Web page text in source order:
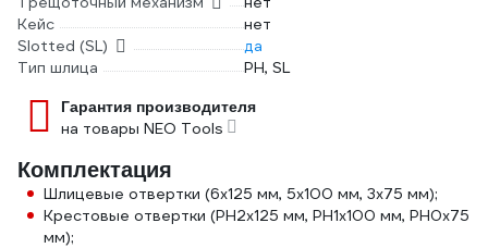
Кейс
нет
Slotted (SL)
да
Тип шлица
РН, SL
Гарантия производителя
на товары NEO Tools
Комплектация
Шлицевые отвертки (6x125 мм, 5x100 мм, 3x75 мм);
Крестовые отвертки (PH2x125 мм, PH1x100 мм, PH0x75
мм);